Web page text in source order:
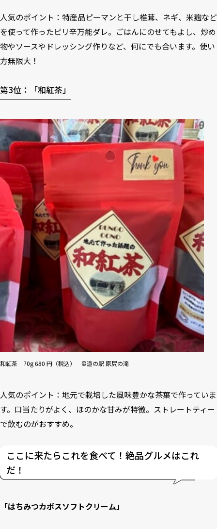
人気のポイント：特産品ピーマンと干し椎茸、ネギ、米麹など
を使って作ったピリ辛万能ダレ。ごはんにのせてもよし、炒め
物やソースやドレッシング作りなど、何にでも合います。使い
方無限大！
第3位：「和紅茶」
和紅茶 70g 680 円（税込） ©道の駅 原尻の滝
人気のポイント：地元で栽培した風味豊かな茶葉で作っていま
す。口当たりがよく、ほのかな甘みが特徴。ストレートティー
で飲むのがおすすめ。
ここに来たらこれを食べて！絶品グルメはこれ
だ！
「はちみつカボスソフトクリーム」